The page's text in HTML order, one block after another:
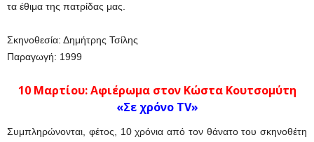
τα έθιμα της πατρίδας μας.
Σκηνοθεσία: Δημήτρης Τσίλης
Παραγωγή: 1999
10 Μαρτίου: Αφιέρωμα στον Κώστα Κουτσομύτη
«Σε χρόνο TV»
Συμπληρώνονται, φέτος, 10 χρόνια από τον θάνατο του σκηνοθέτη